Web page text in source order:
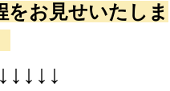
をお見せいたしま
↓ ↓ ↓ ↓ ↓